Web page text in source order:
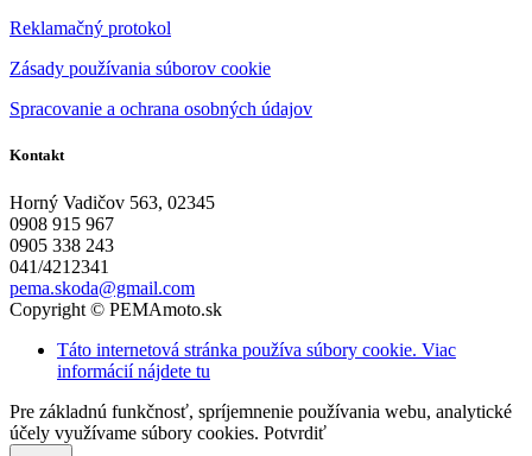
Reklamačný protokol
Zásady používania súborov cookie
Spracovanie a ochrana osobných údajov
Kontakt
Horný Vadičov 563, 02345
0908 915 967
0905 338 243
041/4212341
pema.skoda@gmail.com
Copyright © PEMAmoto.sk
Táto internetová stránka používa súbory cookie. Viac
informácií nájdete tu
Pre základnú funkčnosť, spríjemnenie používania webu, analytické
účely využívame súbory cookies. Potvrdiť